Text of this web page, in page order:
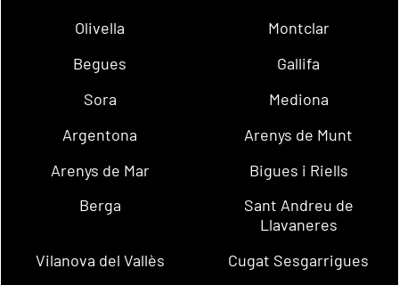
Olivella
Montclar
Begues
Gallifa
Sora
Mediona
Argentona
Arenys de Munt
Arenys de Mar
Bigues i Riells
Berga
Sant Andreu de
Llavaneres
Vilanova del Vallès
Cugat Sesgarrigues